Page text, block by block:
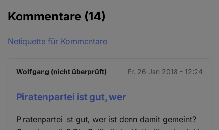
Kommentare (14)
Netiquette für Kommentare
Wolfgang (nicht überprüft) Fr. 26 Jan 2018 - 12:24
Piratenpartei ist gut, wer
Piratenpartei ist gut, wer ist denn damit gemeint?